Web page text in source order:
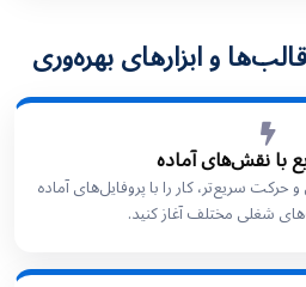
و ابزارهای بهره‌وری
با نقش‌های آماده
سریع‌تر، کار را با پروفایل‌های آماده
شغلی مختلف آغاز کنید.